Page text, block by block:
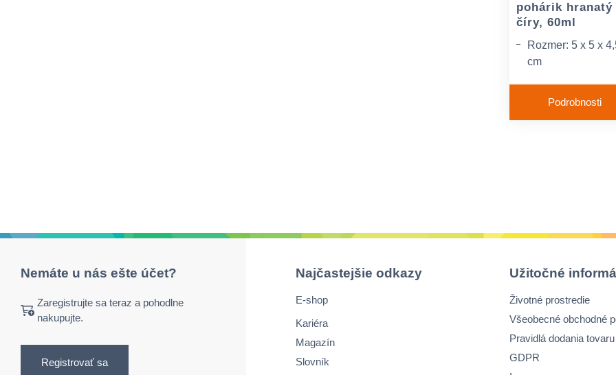
pohárik hranatý
číry, 60ml
Rozmer: 5 x 5 x
cm
Objem: 60 ml
Balenie: 50 ks
Podrobnosti
Nemáte u nás ešte účet?
Zaregistrujte sa teraz a pohodlne
nakupujte.
Registrovať sa
Najčastejšie odkazy
E-shop
Kariéra
Magazín
Slovník
Užitočné
Životné prostredie
Všeobecné obchodné
Pravidlá dodania tovaru
GDPR